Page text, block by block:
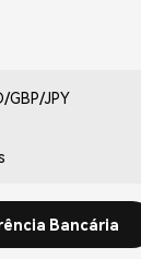
GBP/JPY
Bancária